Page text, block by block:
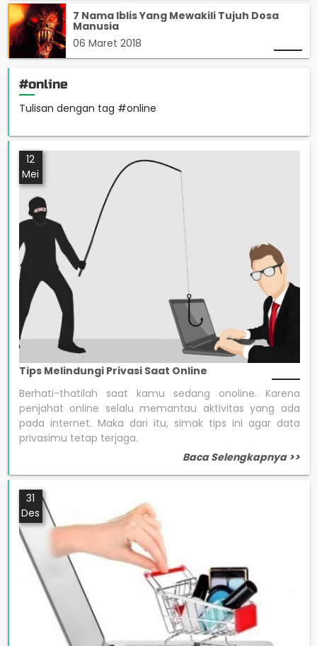
7 Nama Iblis Yang Mewakili Tujuh Dosa
Manusia
06 Maret 2018
#online
Tulisan dengan tag #online
12
Mei
Tips Melindungi Privasi Saat Online
Berhati-thatilah saat kamu sedang onoline. Karena
penjahat online selalu memantau aktivitas yang ada
pada internet. Maka dari itu, simak tips ini agar data
privasimu tetap terjaga.
Baca Selengkapnya >>
31
Des